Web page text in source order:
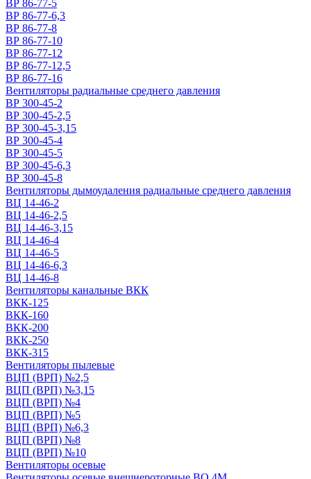
ВР 86-77-5
ВР 86-77-6,3
ВР 86-77-8
ВР 86-77-10
ВР 86-77-12
ВР 86-77-12,5
ВР 86-77-16
Вентиляторы радиальные среднего давления
ВР 300-45-2
ВР 300-45-2,5
ВР 300-45-3,15
ВР 300-45-4
ВР 300-45-5
ВР 300-45-6,3
ВР 300-45-8
Вентиляторы дымоудаления радиальные среднего давления
ВЦ 14-46-2
ВЦ 14-46-2,5
ВЦ 14-46-3,15
ВЦ 14-46-4
ВЦ 14-46-5
ВЦ 14-46-6,3
ВЦ 14-46-8
Вентиляторы канальные ВКК
ВКК-125
ВКК-160
ВКК-200
ВКК-250
ВКК-315
Вентиляторы пылевые
ВЦП (ВРП) №2,5
ВЦП (ВРП) №3,15
ВЦП (ВРП) №4
ВЦП (ВРП) №5
ВЦП (ВРП) №6,3
ВЦП (ВРП) №8
ВЦП (ВРП) №10
Вентиляторы осевые